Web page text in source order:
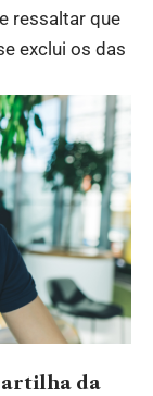
ressaltar que
exclui os das
da